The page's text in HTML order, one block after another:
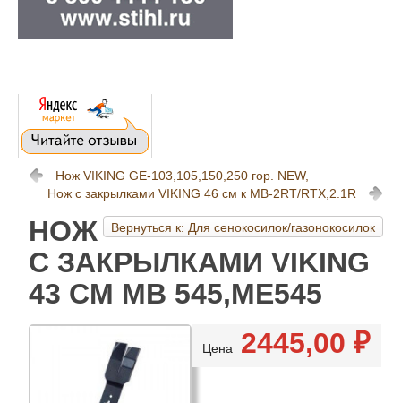
Нож VIKING GE-103,105,150,250 гор. NEW,
Нож с закрылками VIKING 46 см к MB-2RT/RTX,2.1R
Вернуться к: Для сенокосилок/газонокосилок
НОЖ
С ЗАКРЫЛКАМИ VIKING
43 СМ МВ 545,МЕ545
Цена 2445,00 ₽